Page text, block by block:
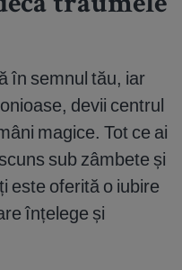
traumele
în semnul tău, iar
devii centrul
magice. Tot ce ai
sub zâmbete și
este oferită o iubire
înțelege și